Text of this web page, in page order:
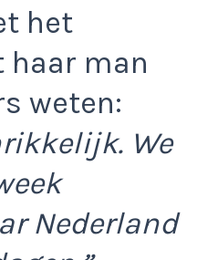
het
haar man
weten:
We
Nederland